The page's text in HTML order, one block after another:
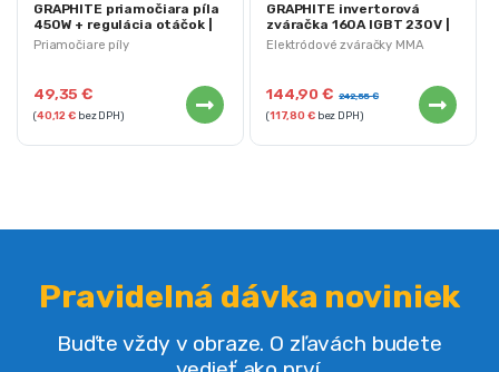
Priamočiare píly
GRAPHITE priamočiara píla
450W + regulácia otáčok |
58G047
49,35€
(40,12€bez DPH)
Elektródové zváračky MMA
GRAPHITE invertorová
zváračka 160A IGBT 230V |
56H808
144,90€ 242,55€
(117,80€bez DPH)
Pravidelná dávka noviniek
Buďte vždy v obraze. O zľavách budete